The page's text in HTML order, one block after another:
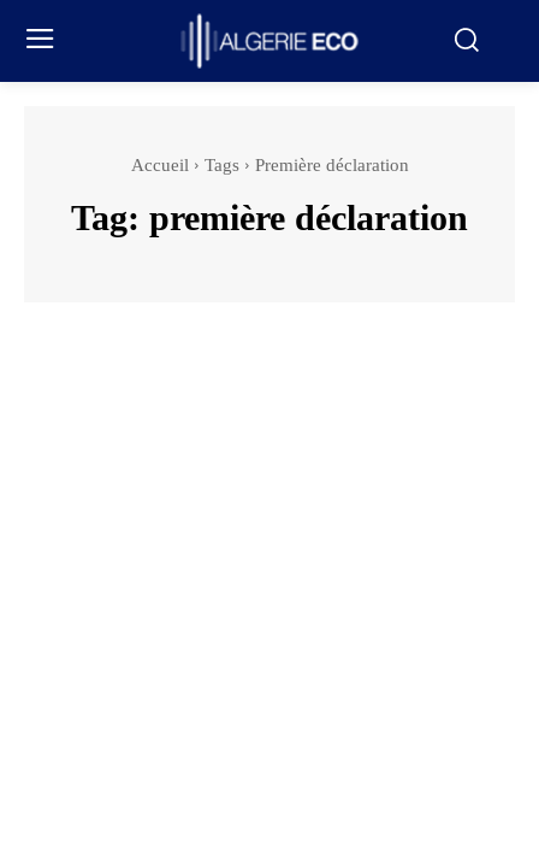
Accueil Tags Première déclaration
Tag: première déclaration